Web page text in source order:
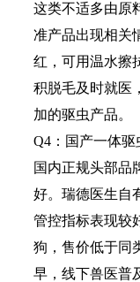
这类不适多由原
准产品出现相关
红，可用温水擦
积脱毛及时就医
加的驱虫产品。
Q4：国产一体驱
国内正规头部品
好。瑞德医生自
管控指标表现较
狗，售价低于同
早，线下兽医普